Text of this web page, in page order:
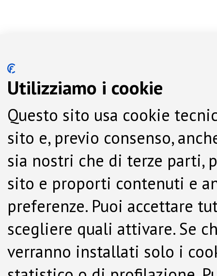
Utilizziamo i cookie
Questo sito usa cookie
sito e, previo consenso,
sia nostri che di terze parti,
sito e proporti contenuti e
preferenze. Puoi accettare
scegliere quali attivare. Se
verranno installati solo i